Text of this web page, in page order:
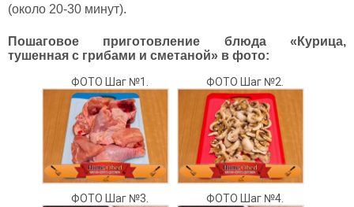
(около 20-30 минут).
Пошаговое приготовление блюда «Курица,
тушенная с грибами и сметаной» в фото:
ФОТО Шаг №1. ФОТО Шаг №2.
ФОТО Шаг №3. ФОТО Шаг №4.